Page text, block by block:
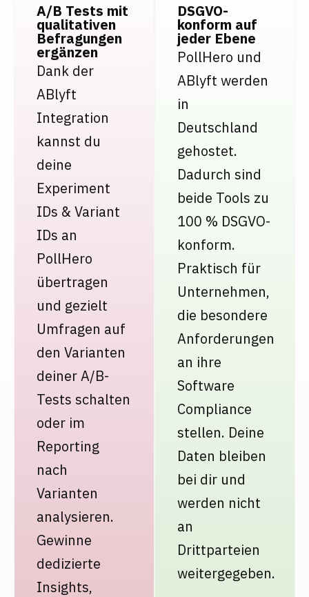
A/B Tests mit
qualitativen
Befragungen
ergänzen
Dank der
ABlyft
Integration
kannst du
deine
Experiment
IDs & Variant
IDs an
PollHero
übertragen
und gezielt
Umfragen auf
den Varianten
deiner A/B-
Tests schalten
oder im
Reporting
nach
Varianten
analysieren.
Gewinne
dedizierte
Insights,
DSGVO-
konform auf
jeder Ebene
PollHero und
ABlyft werden
in
Deutschland
gehostet.
Dadurch sind
beide Tools zu
100 % DSGVO-
konform.
Praktisch für
Unternehmen,
die besondere
Anforderungen
an ihre
Software
Compliance
stellen. Deine
Daten bleiben
bei dir und
werden nicht
an
Drittparteien
weitergegeben.